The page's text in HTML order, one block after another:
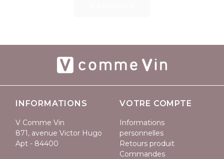
INFORMATIONS
V Comme Vin
871, avenue Victor Hugo
Apt - 84400
VOTRE COMPTE
Informations
personnelles
Retours produit
Commandes